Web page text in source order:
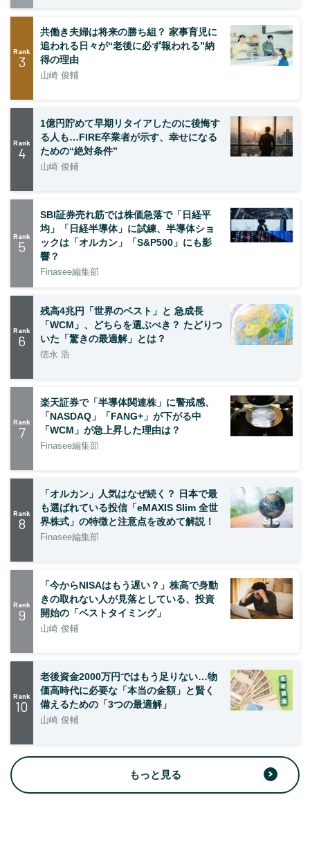
Rank
3
共働き夫婦は将来の勝ち組？ 家事育児に
追われる日々が“老後に必ず報われる”納
得の理由
山崎 俊輔
Rank
4
1億円貯めて早期リタイアしたのに後悔す
る人も…FIRE卒業者が示す、幸せになる
ための“絶対条件”
山崎 俊輔
Rank
5
SBI証券売れ筋では株価急落で「日経平
均」「日経半導体」に試練、半導体ショ
ックは「オルカン」「S&P500」にも影
響？
Finasee編集部
Rank
6
残高4兆円「世界のベスト」と 急成長
「WCM」、どちらを選ぶべき？ たどりつ
いた「驚きの最適解」とは？
徳永 浩
Rank
7
楽天証券で「半導体関連株」に警戒感、
「NASDAQ」「FANG+」が下がる中
「WCM」が急上昇した理由は？
Finasee編集部
Rank
8
「オルカン」人気はなぜ続く？ 日本で最
も選ばれている投信「eMAXIS Slim 全世
界株式」の特徴と注意点を改めて解説！
Finasee編集部
Rank
9
「今からNISAはもう遅い？」株高で身動
きの取れない人が見落としている、投資
開始の「ベストタイミング」
山崎 俊輔
Rank
10
老後資金2000万円ではもう足りない…物
価高時代に必要な「本当の金額」と賢く
備えるための「3つの最適解」
山崎 俊輔
もっと見る